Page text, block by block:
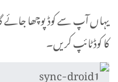
یہاں آپ سے کوڈ پوچھا جائے
کا کوڈ ٹائپ کریں۔